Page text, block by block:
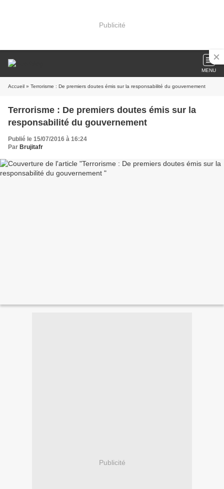
Publicité
MENU
Accueil » Terrorisme : De premiers doutes émis sur la responsabilité du gouvernement
Terrorisme : De premiers doutes émis sur la
responsabilité du gouvernement
Publié le 15/07/2016 à 16:24
Par Brujitafr
Publicité